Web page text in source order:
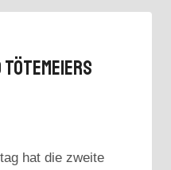
Tötemeiers
hat die zweite